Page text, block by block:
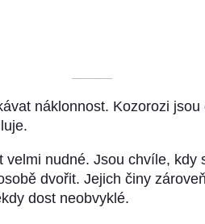
––––––––––
náklonnost. Kozorozi
velmi nudné. Jsou chvíle, kdy
dvořit. Jejich činy
dost neobvyklé.